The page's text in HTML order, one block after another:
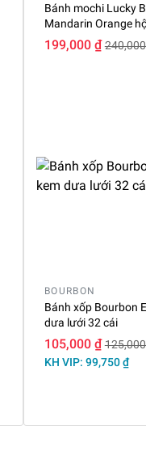
Bánh mochi Lucky
Mandarin Orange
199,000 ₫
BOURBON
Bánh xốp Bourbon
dưa lưới 32 cái
105,000 ₫
KH VIP: 99,750 ₫